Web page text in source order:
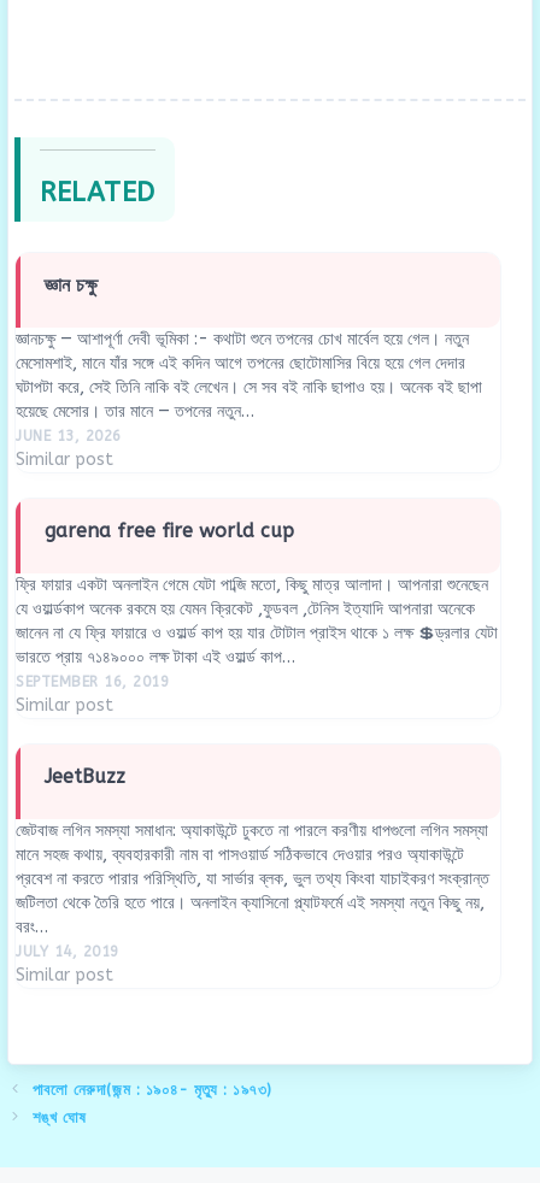
RELATED
জ্ঞান চক্ষু
জ্ঞানচক্ষু — আশাপূর্ণা দেবী ভূমিকা :- কথাটা শুনে তপনের চোখ মার্বেল হয়ে গেল। নতুন
মেসোমশাই, মানে যাঁর সঙ্গে এই কদিন আগে তপনের ছোটোমাসির বিয়ে হয়ে গেল দেদার
ঘটাপটা করে, সেই তিনি নাকি বই লেখেন। সে সব বই নাকি ছাপাও হয়। অনেক বই ছাপা
হয়েছে মেসোর। তার মানে — তপনের নতুন…
JUNE 13, 2026
Similar post
garena free fire world cup
ফ্রি ফায়ার একটা অনলাইন গেমে যেটা পাব্জি মতো, কিছু মাত্র আলাদা। আপনারা শুনেছেন
যে ওয়ার্ল্ডকাপ অনেক রকমে হয় যেমন ক্রিকেট ,ফুডবল ,টেনিস ইত্যাদি আপনারা অনেকে
জানেন না যে ফ্রি ফায়ারে ও ওয়ার্ল্ড কাপ হয় যার টোটাল প্রাইস থাকে ১ লক্ষ 💲ড্রলার যেটা
ভারতে প্রায় ৭১৪৯০০০ লক্ষ টাকা এই ওয়ার্ল্ড কাপ…
SEPTEMBER 16, 2019
Similar post
JeetBuzz
জেটবাজ লগিন সমস্যা সমাধান: অ্যাকাউন্টে ঢুকতে না পারলে করণীয় ধাপগুলো লগিন সমস্যা
মানে সহজ কথায়, ব্যবহারকারী নাম বা পাসওয়ার্ড সঠিকভাবে দেওয়ার পরও অ্যাকাউন্টে
প্রবেশ না করতে পারার পরিস্থিতি, যা সার্ভার ব্লক, ভুল তথ্য কিংবা যাচাইকরণ সংক্রান্ত
জটিলতা থেকে তৈরি হতে পারে। অনলাইন ক্যাসিনো প্ল্যাটফর্মে এই সমস্যা নতুন কিছু নয়,
বরং…
JULY 14, 2019
Similar post
পাবলো নেরুদা(জন্ম : ১৯০৪- মৃত্যু : ১৯৭৩)
শঙ্খ ঘোষ